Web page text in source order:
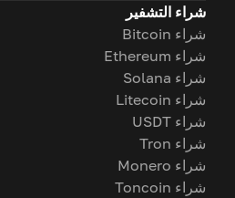
شراء التشفير
شراء Bitcoin
شراء Ethereum
شراء Solana
شراء Litecoin
شراء USDT
شراء Tron
شراء Monero
شراء Toncoin